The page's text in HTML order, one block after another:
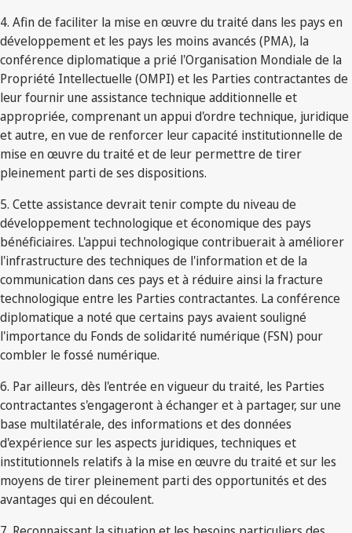
4. Afin de faciliter la mise en œuvre du traité dans les pays en
développement et les pays les moins avancés (PMA), la
conférence diplomatique a prié l'Organisation Mondiale de la
Propriété Intellectuelle (OMPI) et les Parties contractantes de
leur fournir une assistance technique additionnelle et
appropriée, comprenant un appui d'ordre technique, juridique
et autre, en vue de renforcer leur capacité institutionnelle de
mise en œuvre du traité et de leur permettre de tirer
pleinement parti de ses dispositions.
5. Cette assistance devrait tenir compte du niveau de
développement technologique et économique des pays
bénéficiaires. L'appui technologique contribuerait à améliorer
l'infrastructure des techniques de l'information et de la
communication dans ces pays et à réduire ainsi la fracture
technologique entre les Parties contractantes. La conférence
diplomatique a noté que certains pays avaient souligné
l'importance du Fonds de solidarité numérique (FSN) pour
combler le fossé numérique.
6. Par ailleurs, dès l'entrée en vigueur du traité, les Parties
contractantes s'engageront à échanger et à partager, sur une
base multilatérale, des informations et des données
d'expérience sur les aspects juridiques, techniques et
institutionnels relatifs à la mise en œuvre du traité et sur les
moyens de tirer pleinement parti des opportunités et des
avantages qui en découlent.